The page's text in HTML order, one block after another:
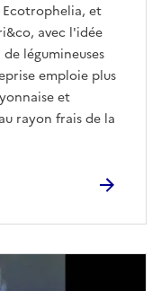
Ecotrophelia, et
avec l'idée
légumineuses
emploie plus
et
rayon frais de la